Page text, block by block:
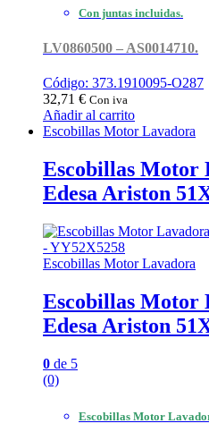
Con juntas incluidas.
LV0860500 – AS0014710.
Código: 373.1910095-O287
32,71 € Con iva
Añadir al carrito
Escobillas Motor Lavadora
Escobillas Motor
Edesa Ariston
Escobillas Motor Lavadora
Escobillas Motor
Edesa Ariston
0 de 5
(0)
Escobillas Motor